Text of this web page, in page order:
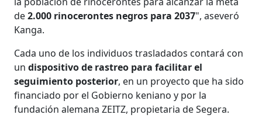
de2.000 rinocerontes negros para 2037", aseveró
Kanga.
Cada uno de los individuos trasladados contará con
un dispositivo de rastreo para facilitar el
seguimiento posterior, en un proyecto que ha sido
financiado por el Gobierno keniano y por la
fundación alemana ZEITZ, propietaria de Segera.